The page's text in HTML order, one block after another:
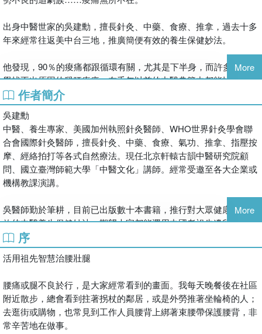
出身中醫世家的吳建勳，擅長針灸、中藥、食療、推拿，過去十多
年來經常往返美中台三地，推廣簡便有效的養生保健妙法。
他發現，90％的痠痛都跟循環有關，尤其是下半身，而許多現代醫
學找不出原因的腿腰痠痛，在千年以前的中醫典籍中都能找到答
案。
運用這本自療書，搭配與《康健雜誌》合作推出的線上課程，每天
10分鐘，就能疏通全身經絡，無論老少，都能做自己的行動中醫，
解壓排毒，告別疼痛人生！
 36種疼痛、57個穴位：不打針、不吃藥，緩解腿部、腰部各種疼
痛。
 7種人人都學得會的保健運動：常做這7個動作，慢慢讓腰腿部筋
骨肌肉恢復年輕。
 詳盡穴位圖：按圖索驥，有效減緩不敢咳嗽、後仰時更痛、伴隨
喘促的腰痛，以及小腿麻痛或抽筋痛、腳踝扭傷腫脹等症狀。
家就可練功。
線上課QR code
More
作者簡介
吳建勳
中醫、養生專家、美國加州執照針灸醫師、WHO世界針灸學會聯
合會國際針灸醫師，擅長針灸、中藥、食療、氣功、推拿、指壓按
摩、經絡拍打等各式自然療法。現任北京軒轅古韻中醫研究院顧
問、國立臺灣師範大學「中醫文化」講師。經常受邀至各大企業或
機構教課演講。
吳醫師勤於筆耕，目前已出版數十本書籍，推行對大眾健康簡便有
效的中醫養生保健妙法，期望大家都能運用中國老祖先遺留下來的
中醫智慧，獲得健康、快樂的美好生活。
More
序
活用祖先智慧治腰壯腿
腰痛或腿不良於行，是大家經常看到的畫面。我每天晚餐後在社區
附近散步，總會看到拄著拐杖的鄰居，或是外勞推著坐輪椅的人；
去逛街或購物，也常見到工作人員腰背上綁著束腰帶保護腰背，非
常辛苦地在做事。